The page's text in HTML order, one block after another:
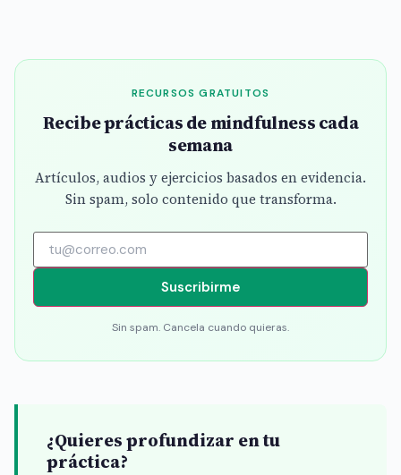
RECURSOS GRATUITOS
Recibe prácticas de mindfulness cada
semana
Artículos, audios y ejercicios basados en evidencia.
Sin spam, solo contenido que transforma.
Suscribirme
Sin spam. Cancela cuando quieras.
¿Quieres profundizar en tu
práctica?